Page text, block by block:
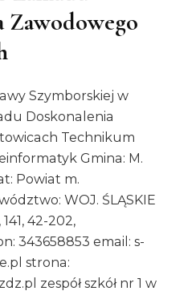
Zawodowego
Szymborskiej w
Doskonalenia
Technikum
Gmina: M.
Powiat m.
WOJ. ŚLĄSKIE
42-202,
343658853 email: s-
strona:
zespół szkół nr 1 w